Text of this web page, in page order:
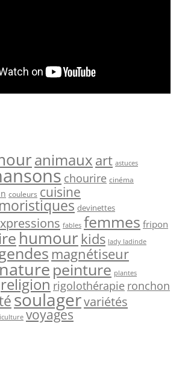
animaux art astuces
chourire cinéma
couleurs cuisine
devinettes
fables femmes fripon
humour kids lady ladinde
magnétiseur
peinture plantes
religion rigolothérapie ronchon
soulagervariétés
voyages